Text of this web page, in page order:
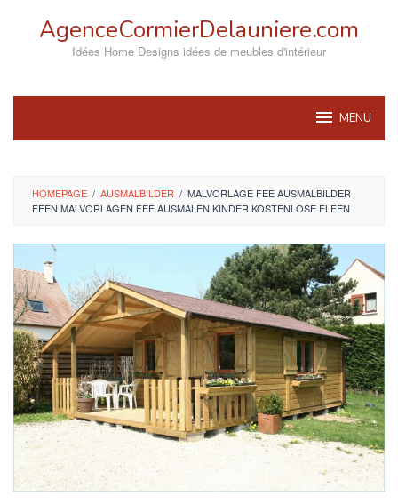
AgenceCormierDelauniere.com
Idées Home Designs idées de meubles d'intérieur
MENU
HOMEPAGE / AUSMALBILDER / MALVORLAGE FEE AUSMALBILDER
FEEN MALVORLAGEN FEE AUSMALEN KINDER KOSTENLOSE ELFEN